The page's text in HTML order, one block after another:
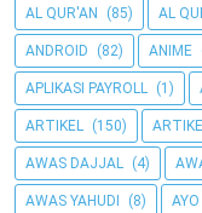
AL QUR'AN (85) AL
ANDROID (82) ANIME
APLIKASI PAYROLL (1)
ARTIKEL (150)
AWAS DAJJAL (4)
AWAS YAHUDI (8) AYO